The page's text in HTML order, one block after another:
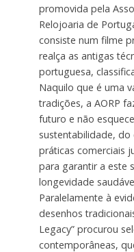
promovida pela
Relojoaria de
consiste num filme
realça as antigas
portuguesa,
Naquilo que é uma
tradições, a AORP
futuro e não
sustentabilidade, do
práticas comerciais
para garantir a este
longevidade
Paralelamente à
desenhos
Legacy” procurou
contemporâneas,